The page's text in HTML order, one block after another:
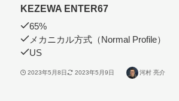
KEZEWA ENTER67
65%
メカニカル方式（Normal Profile）
US
2023年5月8日 2023年5月9日 河村 亮介